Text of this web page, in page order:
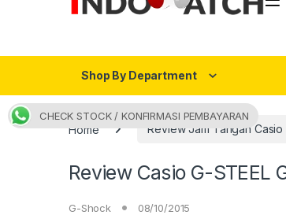
Shop By Department
Home Review Jam Tangan Casio
Review Casio G-STEEL
G-Shock 08/10/2015
CHECK STOCK / KONFIRMASI PEMBAYARAN